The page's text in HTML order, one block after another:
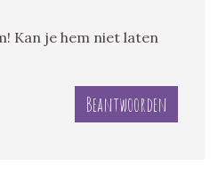
Kan je hem niet laten
Beantwoorden